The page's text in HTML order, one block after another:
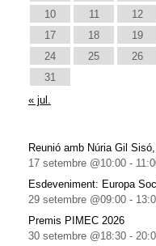
10
11 12
17
18 19
24
25 26
31
« jul.
Reunió amb Núria Gil
17 setembre @10:00 -
Esdeveniment: Europa
29 setembre @09:00 -
Premis PIMEC 2026
30 setembre @18:30 -